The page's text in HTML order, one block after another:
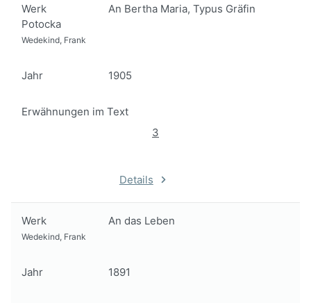
Werk
An Bertha Maria, Typus Gräfin
Potocka
Wedekind, Frank
Jahr 1905
Erwähnungen im Text
3
Details
Werk An das Leben
Wedekind, Frank
Jahr 1891